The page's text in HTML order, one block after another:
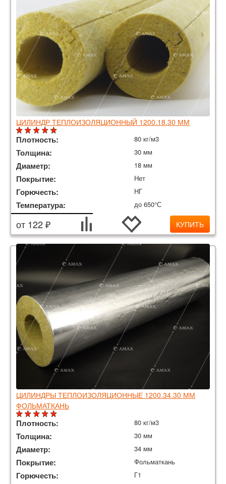
ЦИЛИНДР ТЕПЛОИЗОЛЯЦИОННЫЙ 1200.18.30 ММ
Плотность: 80 кг/м3
Толщина: 30 мм
Диаметр: 18 мм
Покрытие: Нет
Горючесть: НГ
Температура: до 650°С
от 122 ₽ КУПИТЬ
ЦИЛИНДРЫ ТЕПЛОИЗОЛЯЦИОННЫЕ 1200.34.30 ММ
ФОЛЬМАТКАНЬ
Плотность: 80 кг/м3
Толщина: 30 мм
Диаметр: 34 мм
Покрытие: Фольматкань
Горючесть: Г1